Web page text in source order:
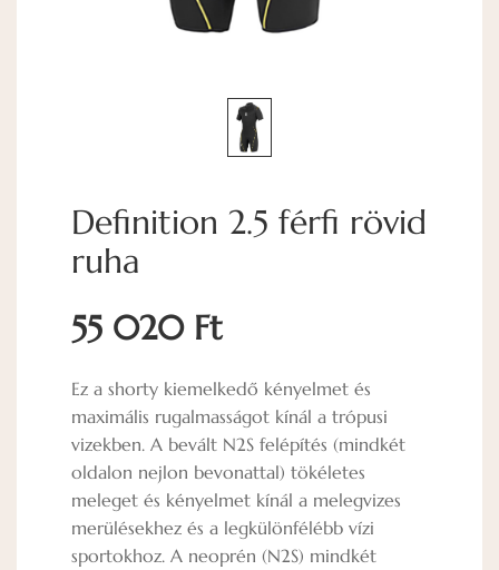
Definition 2.5 férfi rövid
ruha
55 020 Ft
Ez a shorty kiemelkedő kényelmet és
maximális rugalmasságot kínál a trópusi
vizekben. A bevált N2S felépítés (mindkét
oldalon nejlon bevonattal) tökéletes
meleget és kényelmet kínál a melegvizes
merülésekhez és a legkülönfélébb vízi
sportokhoz. A neoprén (N2S) mindkét